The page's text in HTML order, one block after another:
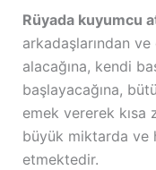
Rüyada kuyumcu
arkadaşlarından ve
alacağına, kendi
başlayacağına,
emek vererek kısa
büyük miktarda ve
etmektedir.